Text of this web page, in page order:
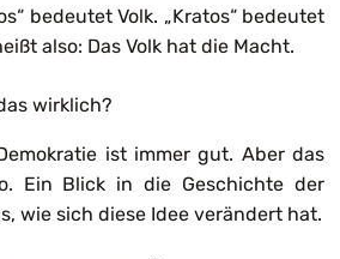
bedeutet Volk. „Kratos“ bedeutet
also: Das Volk hat die Macht.
wirklich?
ist immer gut. Aber das
Ein Blick in die Geschichte der
wie sich diese Idee verändert hat.